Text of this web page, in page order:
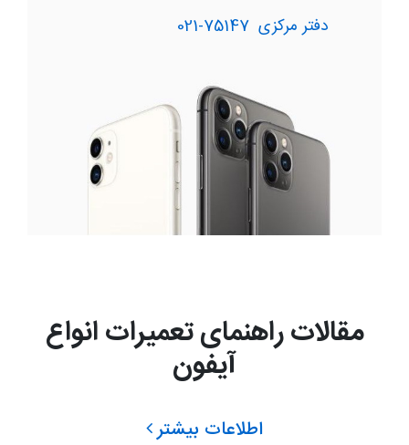
دفتر مرکزی 75147-021
مقالات راهنمای تعمیرات انواع
آیفون
اطلاعات بیشتر